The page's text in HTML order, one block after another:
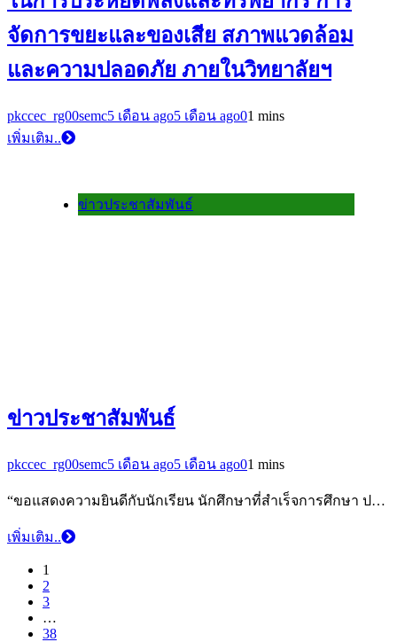
จัดการขยะและของเสีย สภาพแวดล้อม
และความปลอดภัย ภายในวิทยาลัยฯ
pkccec_rg00semc5 เดือน ago5 เดือน ago01 mins
เพิ่มเติม..
ข่าวประชาสัมพันธ์
ข่าวประชาสัมพันธ์
pkccec_rg00semc5 เดือน ago5 เดือน ago01 mins
“ขอแสดงความยินดีกับนักเรียน นักศึกษาที่สำเร็จการศึกษา ป…
เพิ่มเติม..
1
2
3
…
38